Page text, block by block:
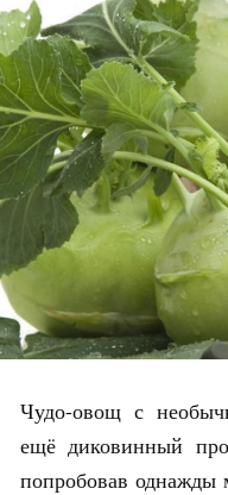
Чудо-овощ с
ещё диковинный
попробовав однажды